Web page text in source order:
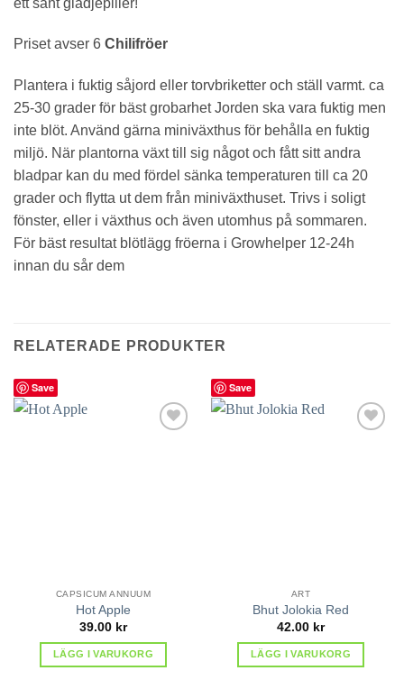
Priset avser 6 Chilifröer
Plantera i fuktig såjord eller torvbriketter och ställ varmt. ca
25-30 grader för bäst grobarhet Jorden ska vara fuktig men
inte blöt. Använd gärna miniväxthus för behålla en fuktig
miljö. När plantorna växt till sig något och fått sitt andra
bladpar kan du med fördel sänka temperaturen till ca 20
grader och flytta ut dem från miniväxthuset. Trivs i soligt
fönster, eller i växthus och även utomhus på sommaren.
För bäst resultat blötlägg fröerna i Growhelper 12-24h
innan du sår dem
RELATERADE PRODUKTER
Save
CAPSICUM ANNUUM
Hot Apple
39.00 kr
LÄGG I VARUKORG
Save
ART
Bhut Jolokia Red
42.00 kr
LÄGG I VARUKORG